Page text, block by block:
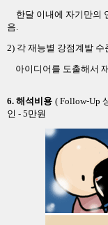
한달 이내에 자기만의
음.
2) 각 재능별 강점계발
아이디어를 도출해서
6. 해석비용 ( Follow-Up
인 - 5만원